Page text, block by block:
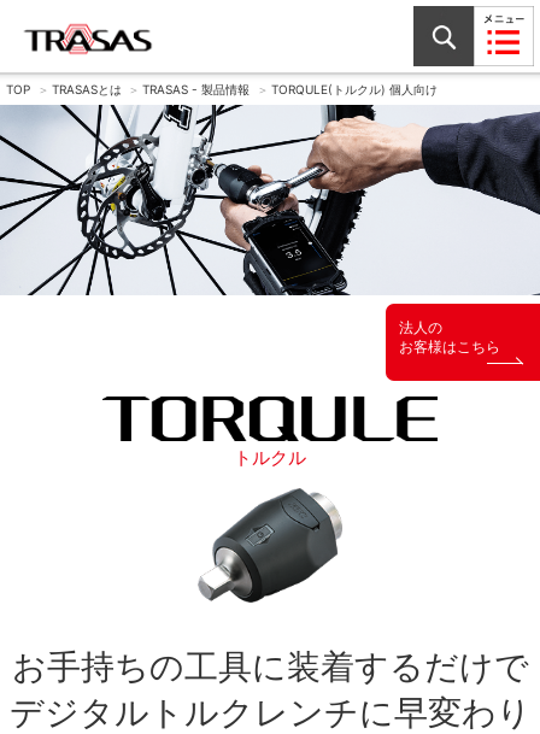
TOP TRASASとは TRASAS - 製品情報 TORQULE(トルクル) 個人向け
法人の
お客様はこちら
トルクル
お手持ちの工具に装着するだけで
デジタルトルクレンチに早変わり